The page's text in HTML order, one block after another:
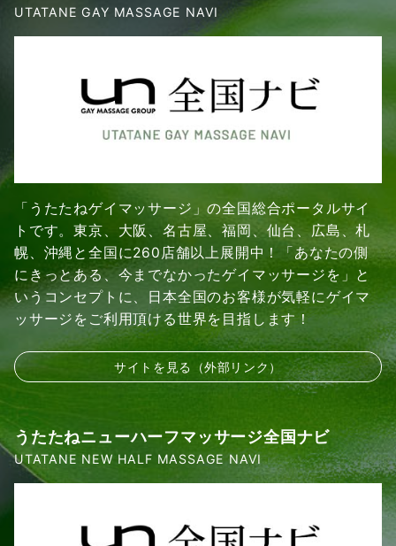
UTATANE GAY MASSAGE NAVI
「うたたねゲイマッサージ」の全国総合ポータルサイ
トです。東京、大阪、名古屋、福岡、仙台、広島、札
幌、沖縄と全国に260店舗以上展開中！「あなたの側
にきっとある、今までなかったゲイマッサージを」と
いうコンセプトに、日本全国のお客様が気軽にゲイマ
ッサージをご利用頂ける世界を目指します！
サイトを見る（外部リンク）
うたたねニューハーフマッサージ全国ナビ
UTATANE NEW HALF MASSAGE NAVI